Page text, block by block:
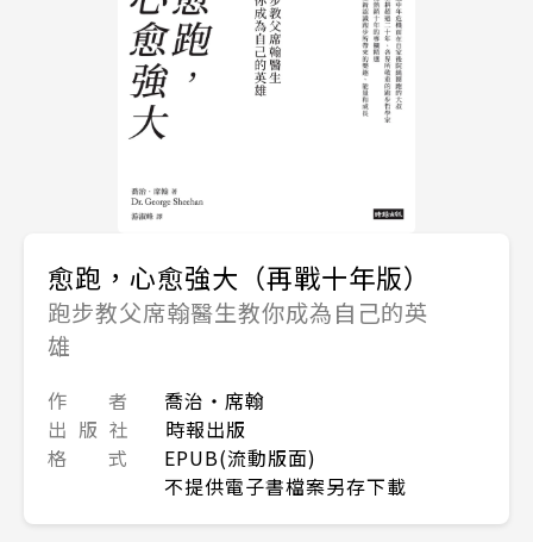
愈跑，心愈強大（再戰十年版）
跑步教父席翰醫生教你成為自己的英
雄
作 者
喬治・席翰
出 版 社
時報出版
格 式
EPUB(流動版面)
不提供電子書檔案另存下載